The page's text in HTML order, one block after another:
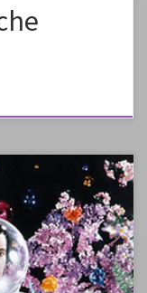
les images, en
Fiche élaborée
dans l’envoi aux
étapes, un peu